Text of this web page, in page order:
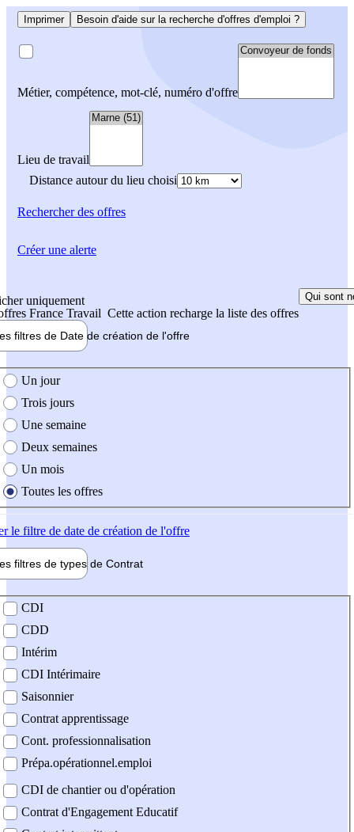
Imprimer Besoin d'aide sur la recherche d'offres d'emploi ?
Métier, compétence, mot-clé, numéro d'offre
Lieu de travail
Distance autour du lieu choisi
Rechercherdes offres
uniquement
France Travail Cette action recharge la liste des offres
Qui sont
filtres de Date de création de l'offre
création de l'offre
Un jour
Trois jours
Une semaine
Deux semaines
Un mois
Toutes les offres
le filtre de date de création de l'offre
filtres de types de Contrat
contrat
CDI
CDD
Intérim
CDI Intérimaire
Saisonnier
Contrat apprentissage
Cont. professionnalisation
Prépa.opérationnel.emploi
CDI de chantier ou d'opération
Contrat d'Engagement Educatif
Créer une alerte